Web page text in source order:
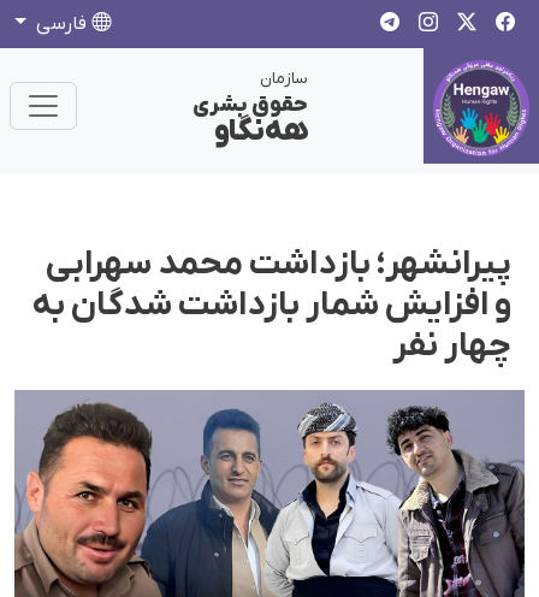
فارسی
سازمان
حقوق بشری
هەنگاو
پیرانشهر؛ بازداشت محمد سهرابی
و افزایش شمار بازداشت شدگان به
چهار نفر